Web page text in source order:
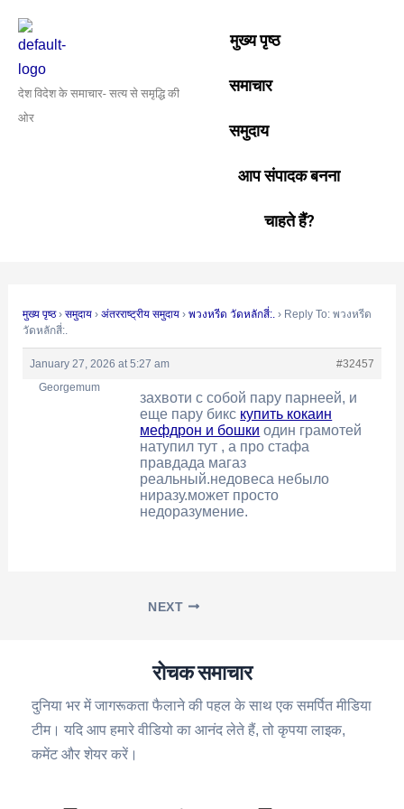
content
देश विदेश के समाचार- सत्य से समृद्धि की
ओर
मुख्य पृष्ठ
समाचार
समुदाय
आप संपादक बनना
चाहते हैं?
मुख्य पृष्ठ › समुदाय › अंतरराष्ट्रीय समुदाय › พวงหรีด วัดหลักสี่:. › Reply To: พวงหรีด
วัดหลักสี่:.
January 27, 2026 at 5:27 am
#32457
Georgemum
захвоти с собой пару парнеей, и
еще пару бикс купить кокаин
мефдрон и бошки один грамотей
натупил тут , а про стафа
правдада магаз
реальный.недовеса небыло
ниразу.может просто
недоразумение.
navigation
NEXT
रोचक समाचार
दुनिया भर में जागरूकता फैलाने की पहल के साथ एक समर्पित मीडिया
टीम। यदि आप हमारे वीडियो का आनंद लेते हैं, तो कृपया लाइक,
कमेंट और शेयर करें।